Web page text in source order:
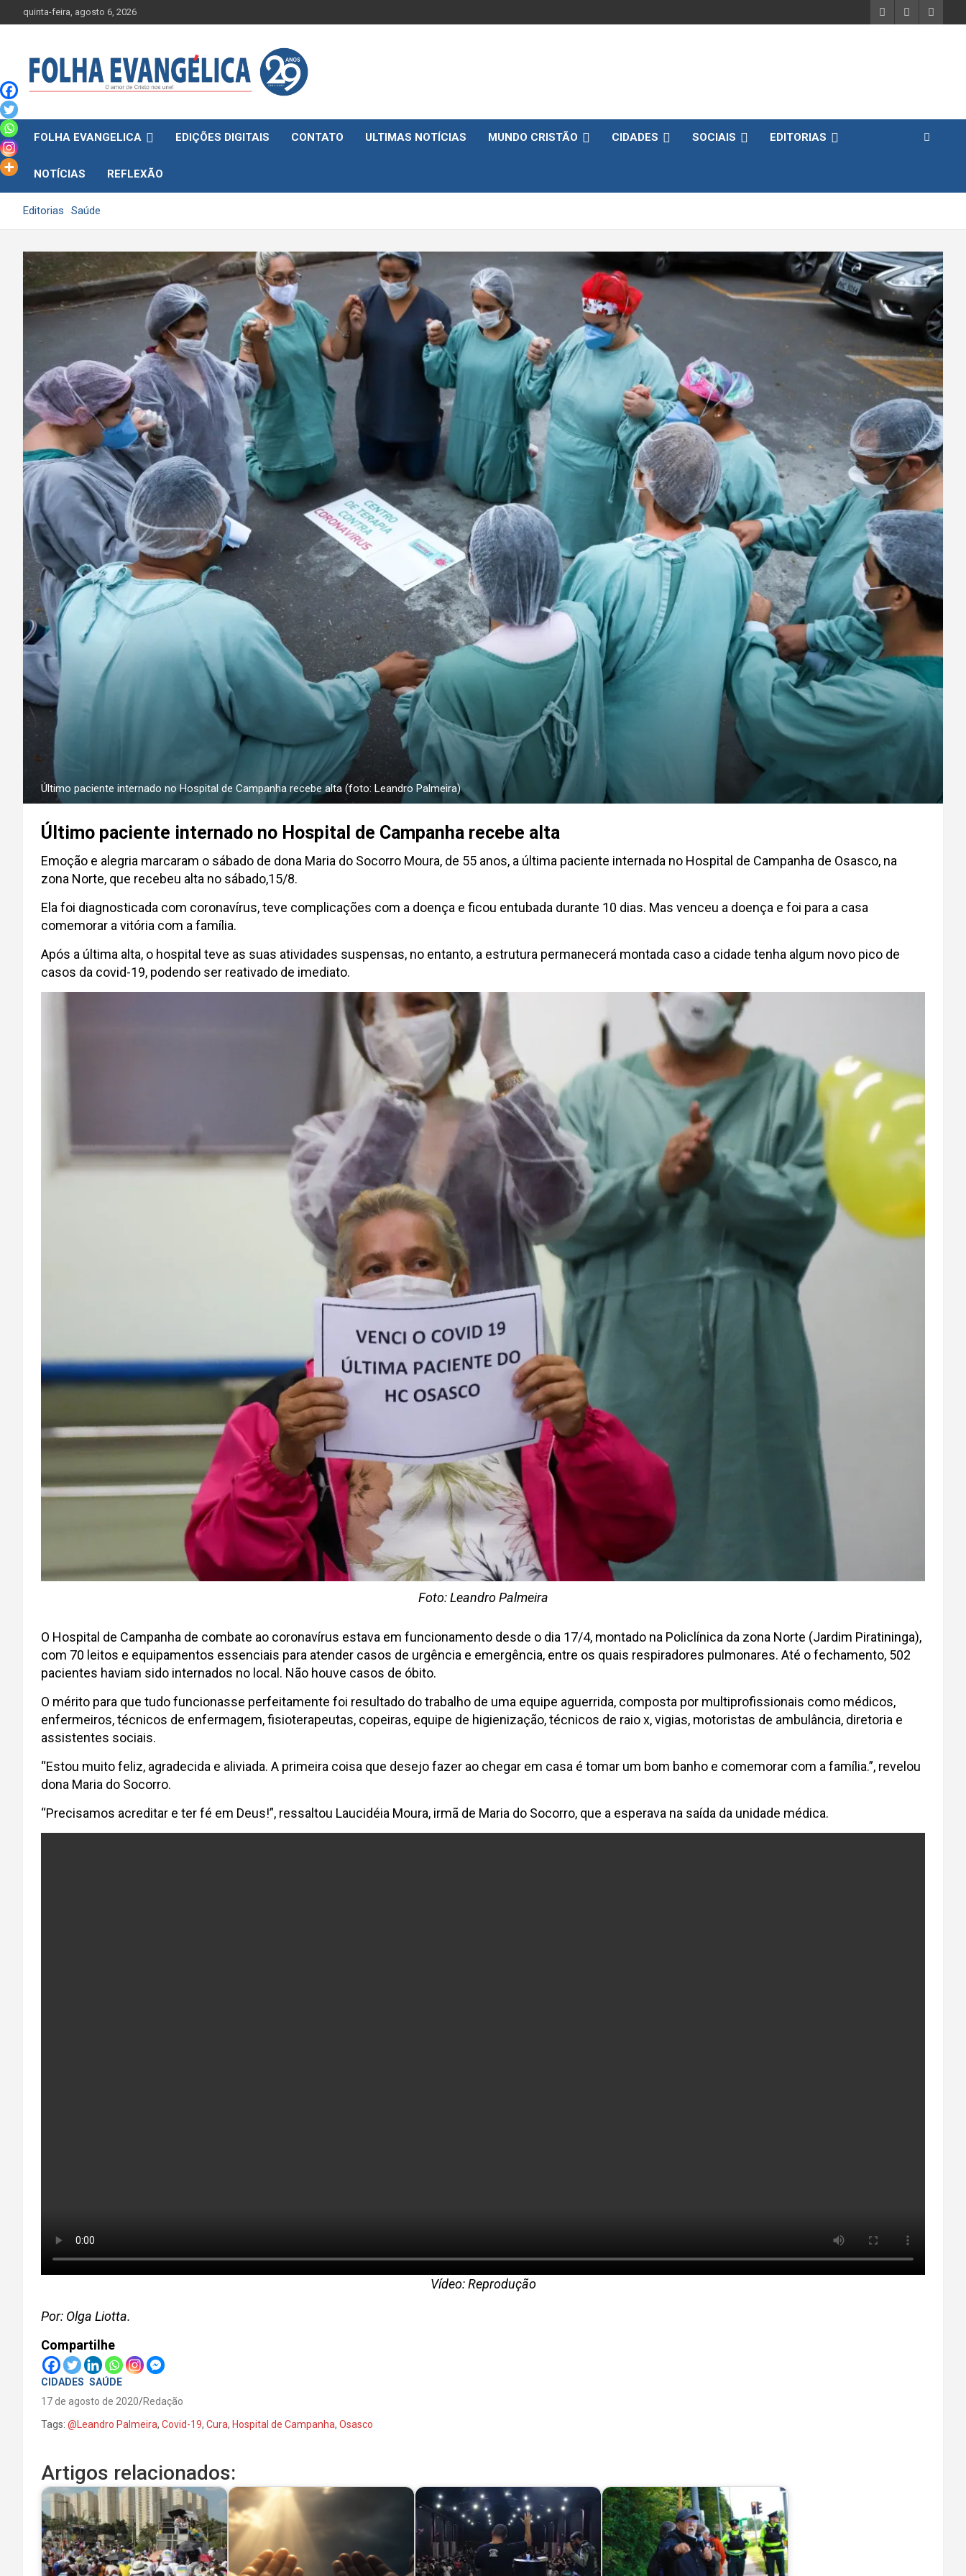
to
quinta-feira, agosto 6, 2026
FOLHA EVANGELICA EDIÇÕES DIGITAIS CONTATO ULTIMAS NOTÍCIAS MUNDO CRISTÃO CIDADES SOCIAIS EDITORIAS
NOTÍCIAS REFLEXÃO
Editorias Saúde
Último paciente internado no Hospital de Campanha recebe alta (foto: Leandro Palmeira)
Último paciente internado no Hospital de Campanha recebe alta
Emoção e alegria marcaram o sábado de dona Maria do Socorro Moura, de 55 anos, a última paciente internada no Hospital de Campanha de Osasco, na
zona Norte, que recebeu alta no sábado,15/8.
Ela foi diagnosticada com coronavírus, teve complicações com a doença e ficou entubada durante 10 dias. Mas venceu a doença e foi para a casa
comemorar a vitória com a família.
Após a última alta, o hospital teve as suas atividades suspensas, no entanto, a estrutura permanecerá montada caso a cidade tenha algum novo pico de
casos da covid-19, podendo ser reativado de imediato.
Foto: Leandro Palmeira
O Hospital de Campanha de combate ao coronavírus estava em funcionamento desde o dia 17/4, montado na Policlínica da zona Norte (Jardim Piratininga),
com 70 leitos e equipamentos essenciais para atender casos de urgência e emergência, entre os quais respiradores pulmonares. Até o fechamento, 502
pacientes haviam sido internados no local. Não houve casos de óbito.
O mérito para que tudo funcionasse perfeitamente foi resultado do trabalho de uma equipe aguerrida, composta por multiprofissionais como médicos,
enfermeiros, técnicos de enfermagem, fisioterapeutas, copeiras, equipe de higienização, técnicos de raio x, vigias, motoristas de ambulância, diretoria e
assistentes sociais.
“Estou muito feliz, agradecida e aliviada. A primeira coisa que desejo fazer ao chegar em casa é tomar um bom banho e comemorar com a família.”, revelou
dona Maria do Socorro.
“Precisamos acreditar e ter fé em Deus!”, ressaltou Laucidéia Moura, irmã de Maria do Socorro, que a esperava na saída da unidade médica.
Vídeo: Reprodução
Por: Olga Liotta.
Compartilhe
CIDADES SAÚDE
17 de agosto de 2020 Redação
Tags: @Leandro Palmeira, Covid-19, Cura, Hospital de Campanha, Osasco
Artigos relacionados: